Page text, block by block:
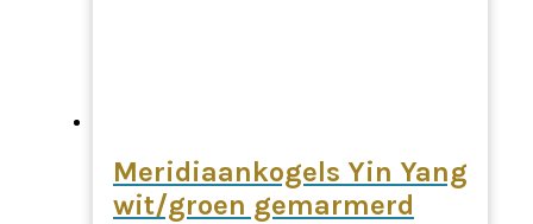
Meridiaankogels Yin Yang
wit/groen gemarmerd